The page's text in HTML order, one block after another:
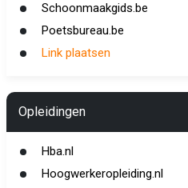
Schoonmaakgids.be
Poetsbureau.be
Link plaatsen
Opleidingen
Hba.nl
Hoogwerkeropleiding.nl